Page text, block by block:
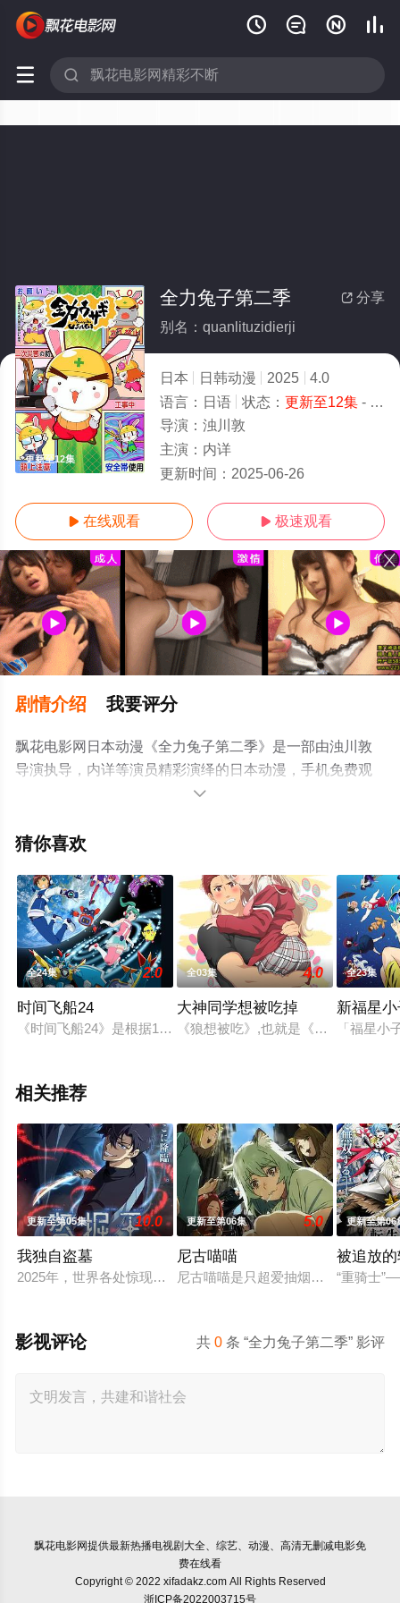
   
 
更新至12集
 分享
全力兔子第二季
别名：quanlituzidierji
日本 日韩动漫 2025
4.0
语言： 日语 状态： 更新至12集- 免费在线观看
导演： 浊川敦
主演： 内详
更新时间： 2025-06-26
 在线观看  极速观看
剧情介绍 我要评分
飘花电影网日本动漫《全力兔子第二季》是一部由浊川敦
导演执导，内详等演员精彩演绎的日本动漫，手机免费观
看高清未删减完整版动漫全集就上飘花影院，更多相关信
。

猜你喜欢
全24集 2.0
时间飞船24
《时间飞船24》是根据1975年的电视动画《时间飞船》为基础
全03集 4.0
大神同学想被吃掉
《狼想被吃》,也就是《大神小姐想
全23集
新福星
「福星小
相关推荐
更新至第05集 10.0
我独自盗墓
2025年，世界各处惊现古墓，获得墓中“宝物”之人便能获得先
更新至第06集 5.0
尼古喵喵
尼古喵喵是只超爱抽烟的废物兽人！
更新至第06
被追放
“重骑士
共0 条 “全力兔子第二季” 影评
影视评论
飘花电影网提供最新热播电视剧大全、综艺、动漫、高清无删减电影免
费在线看
Copyright © 2022 xifadakz.com All Rights Reserved
浙ICP备2022003715号